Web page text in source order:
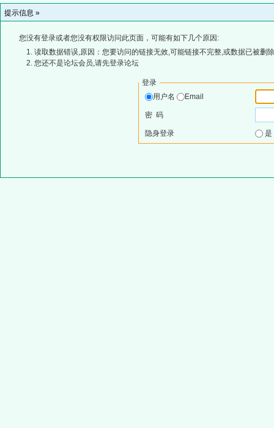
提示信息 »
您没有登录或者您没有权限访问此页面，可能有如下几个原因:
读取数据错误,原因：您要访问的链接无效,可能链接不完整,或数据已被删
您还不是论坛会员,请先登录论坛
登录
用户名
Email
密 码
隐身登录